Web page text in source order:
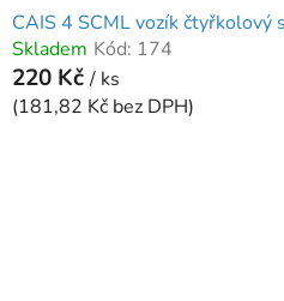
CAIS 4 SCML vozík čtyřkolový
Skladem Kód: 174
220 Kč / ks
(181,82 Kč bez DPH)